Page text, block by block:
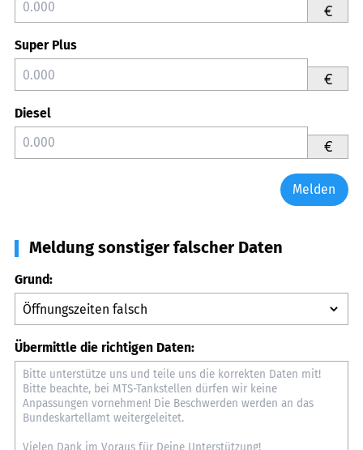
€
Super Plus
€
Diesel
€
Melden
Meldung sonstiger falscher Daten
Grund:
Übermittle die richtigen Daten: